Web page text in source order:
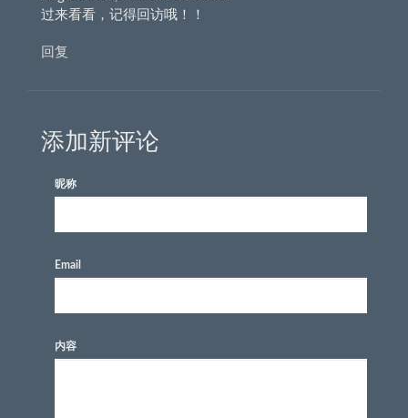
过来看看，记得回访哦！！
回复
添加新评论
昵称
Email
内容